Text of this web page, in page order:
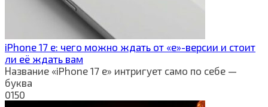
iPhone 17 e: чего можно ждать от «e»-версии и стоит
ли её ждать вам
Название «iPhone 17 e» интригует само по себе —
буква
0150